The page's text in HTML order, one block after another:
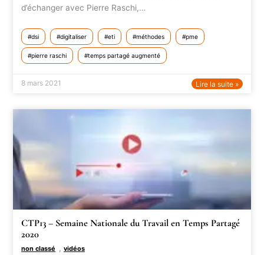
d’échanger avec Pierre Raschi,…
dsi digitaliser eti méthodes pme
pierre raschi temps partagé augmenté
8 mars 2021 Lire la suite »
CTP13 – Semaine Nationale du Travail en Temps Partagé
2020
non classé ,vidéos